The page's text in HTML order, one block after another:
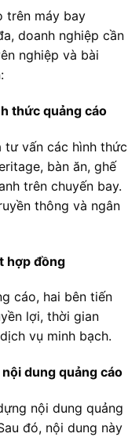
trên máy bay
doanh nghiệp cần
nghiệp và bài
thức quảng cáo
tư vấn các hình thức
bàn ăn, ghế
trên chuyến bay.
thông và ngân
hợp đồng
cáo, hai bên tiến
lợi, thời gian
vụ minh bạch.
dung quảng cáo
nội dung quảng
đó, nội dung này